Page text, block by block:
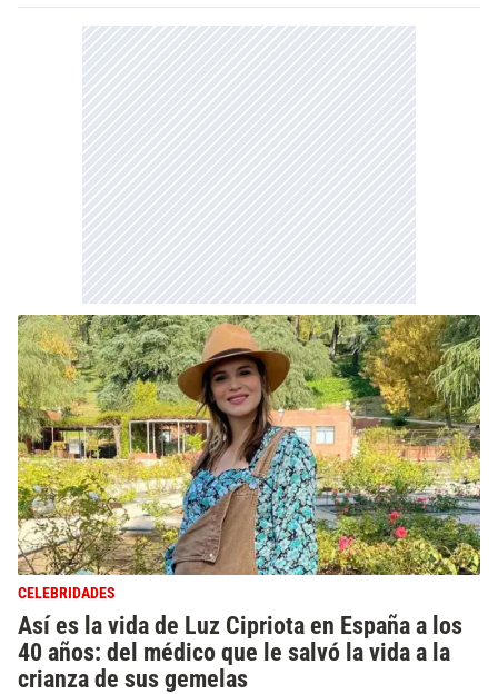
CELEBRIDADES
Así es la vida de Luz Cipriota en España a los
40 años: del médico que le salvó la vida a la
crianza de sus gemelas